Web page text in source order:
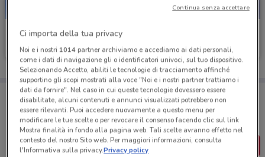
TIM
Scade il 06/09 357 m Scade il 30/08
Porta DoveConviene sempre con te!
Puoi trovare le migliori offerte dei negozi vicino a te,
salvarle e creare la tua lista del risparmio, comodamente
dal tuo cellulare.
SCARICA L’APP
Ci importa della tua privacy
Noi e i nostri 1014partner archiviamo e accediamo ai dati personali,
come i dati di navigazione gli o identificatori univoci, sul tuo dispositivo.
Selezionando Accetto, abiliti le tecnologie di tracciamento affinché
supportino gli scopi mostrati alla voce "Noi e i nostri partner trattiamo i
dati da fornire". Nel caso in cui queste tecnologie dovessero essere
disabilitate, alcuni contenuti e annunci visualizzati potrebbero non
essere rilevanti. Puoi accedere nuovamente a questo menu per
modificare le tue scelte o per revocare il consenso facendo clic sul link
Mostra finalità in fondo alla pagina web. Tali scelte avranno effetto nel
contesto del nostro Sito web. Per maggiori informazioni, consulta
l'Informativa sulla privacy.Privacy policy
Continua senza accettare